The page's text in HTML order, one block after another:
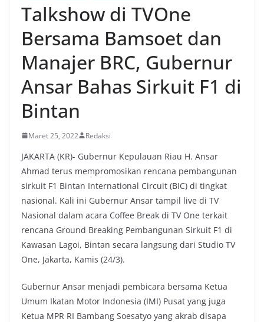
Talkshow di TVOne
Bersama Bamsoet dan
Manajer BRC, Gubernur
Ansar Bahas Sirkuit F1 di
Bintan
Maret 25, 2022 Redaksi
JAKARTA (KR)- Gubernur Kepulauan Riau H. Ansar
Ahmad terus mempromosikan rencana pembangunan
sirkuit F1 Bintan International Circuit (BIC) di tingkat
nasional. Kali ini Gubernur Ansar tampil live di TV
Nasional dalam acara Coffee Break di TV One terkait
rencana Ground Breaking Pembangunan Sirkuit F1 di
Kawasan Lagoi, Bintan secara langsung dari Studio TV
One, Jakarta, Kamis (24/3).
Gubernur Ansar menjadi pembicara bersama Ketua
Umum Ikatan Motor Indonesia (IMI) Pusat yang juga
Ketua MPR RI Bambang Soesatyo yang akrab disapa